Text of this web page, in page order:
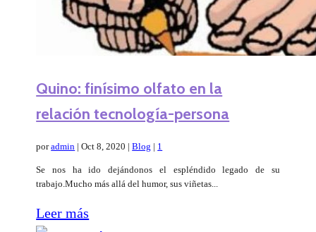
Quino: finísimo olfato en la
relación tecnología-persona
poradmin |Oct 8, 2020 |Blog | 1
Se nos ha ido dejándonos el espléndido legado de su
trabajo.Mucho más allá del humor, sus viñetas...
Leer más